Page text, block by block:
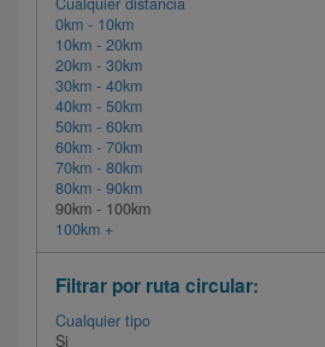
0km - 10km
10km - 20km
20km - 30km
30km - 40km
40km - 50km
50km - 60km
60km - 70km
70km - 80km
80km - 90km
90km - 100km
100km +
Filtrar por ruta circular:
Cualquier tipo
Si